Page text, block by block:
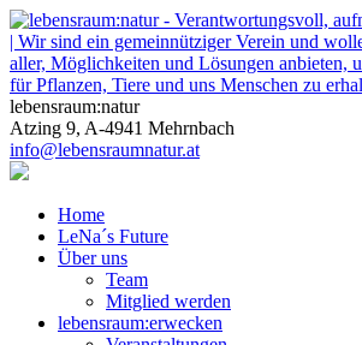
lebensraum:natur
Atzing 9, A-4941 Mehrnbach
info@lebensraumnatur.at
Home
LeNa´s Future
Über uns
Team
Mitglied werden
lebensraum:erwecken